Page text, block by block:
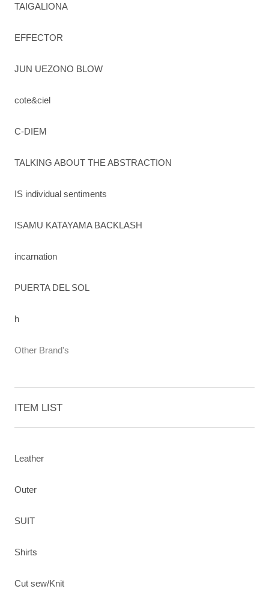
TAIGALIONA
EFFECTOR
JUN UEZONO BLOW
cote&ciel
C-DIEM
TALKING ABOUT THE ABSTRACTION
IS individual sentiments
ISAMU KATAYAMA BACKLASH
incarnation
PUERTA DEL SOL
h
Other Brand's
ITEM LIST
Leather
Outer
SUIT
Shirts
Cut sew/Knit